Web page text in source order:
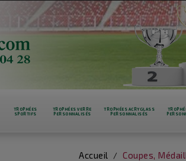
TROPHÉES
SPORTIFS
TROPHÉES VERRE
PERSONNALISÉS
TROPHÉES ACRYGLASS
PERSONNALISÉS
Accueil Coupes,